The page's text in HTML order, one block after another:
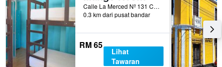
Calle La Merced Nº 131 Cercado, Arequipa, Peru
0.3 km dari pusat bandar
RM 65
Lihat
Tawaran